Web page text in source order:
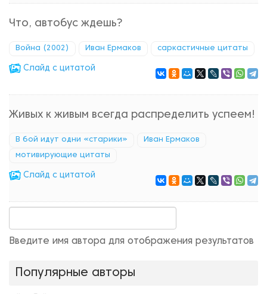
Что, автобус ждешь?
Война (2002) Иван Ермаков саркастичные цитаты
Cлайд с цитатой
Живых к живым всегда распределить успеем!
В бой идут одни «старики» Иван Ермаков
мотивирующие цитаты
Cлайд с цитатой
Введите имя автора для отображения результатов
Популярные авторы